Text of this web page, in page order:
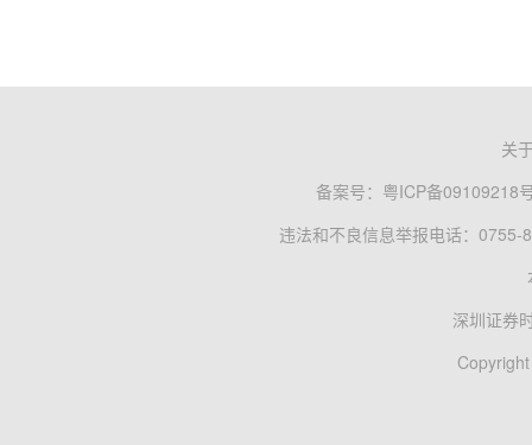
关
备案号： 粤ICP备09109218
违法和不良信息举报电话：0755-
深圳证券